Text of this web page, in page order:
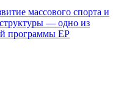
массового спорта и
— одно из
программы ЕР